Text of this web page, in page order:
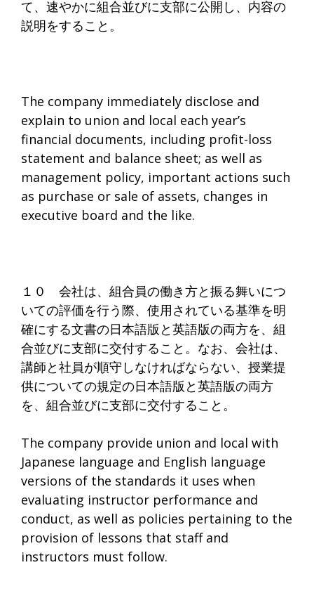
て、速やかに組合並びに支部に公開し、内容の
説明をすること。
The company immediately disclose and
explain to union and local each year’s
financial documents, including profit-loss
statement and balance sheet; as well as
management policy, important actions such
as purchase or sale of assets, changes in
executive board and the like.
１０ 会社は、組合員の働き方と振る舞いにつ
いての評価を行う際、使用されている基準を明
確にする文書の日本語版と英語版の両方を、組
合並びに支部に交付すること。なお、会社は、
講師と社員が順守しなければならない、授業提
供についての規定の日本語版と英語版の両方
を、組合並びに支部に交付すること。
The company provide union and local with
Japanese language and English language
versions of the standards it uses when
evaluating instructor performance and
conduct, as well as policies pertaining to the
provision of lessons that staff and
instructors must follow.